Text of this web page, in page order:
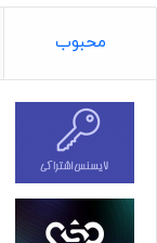
محبوب